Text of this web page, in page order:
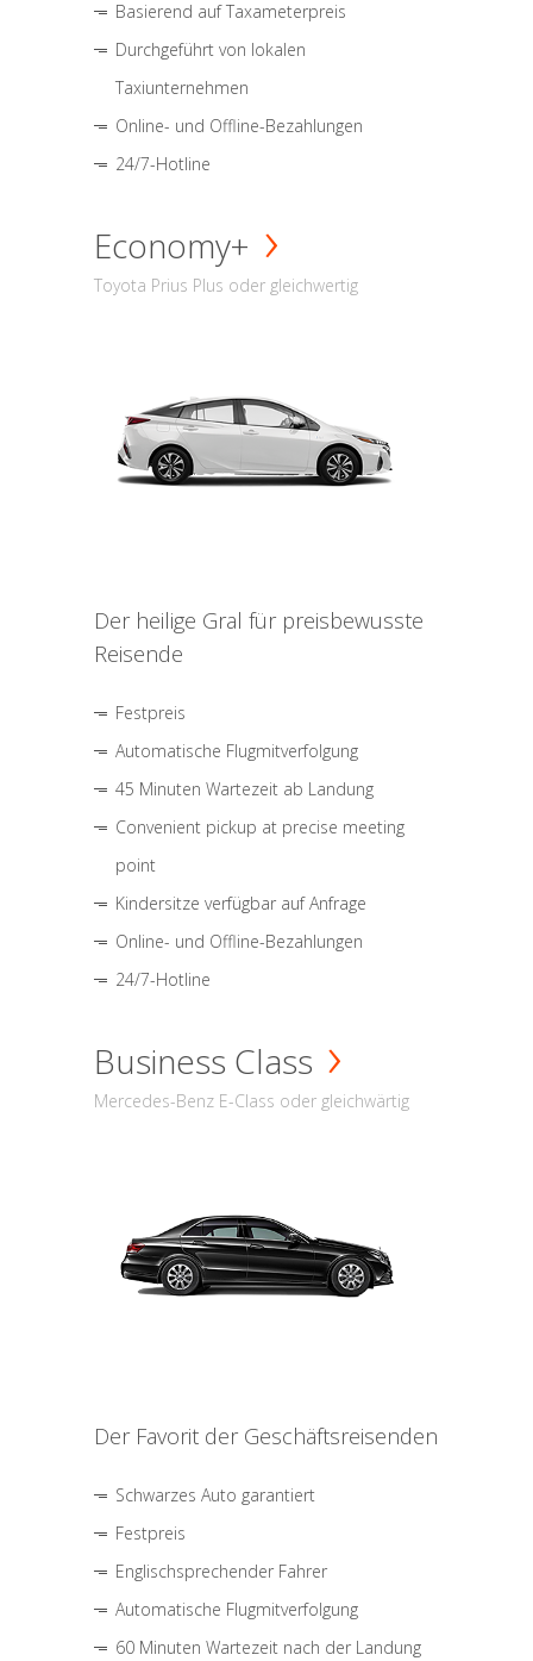
Basierend auf Taxameterpreis
Durchgeführt von lokalen
Taxiunternehmen
Online- und Offline-Bezahlungen
24/7-Hotline
Economy+
Toyota Prius Plus oder gleichwertig
Der heilige Gral für preisbewusste
Reisende
Festpreis
Automatische Flugmitverfolgung
45 Minuten Wartezeit ab Landung
Convenient pickup at precise meeting
point
Kindersitze verfügbar auf Anfrage
Online- und Offline-Bezahlungen
24/7-Hotline
Business Class
Mercedes-Benz E-Class oder gleichwärtig
Der Favorit der Geschäftsreisenden
Schwarzes Auto garantiert
Festpreis
Englischsprechender Fahrer
Automatische Flugmitverfolgung
60 Minuten Wartezeit nach der Landung